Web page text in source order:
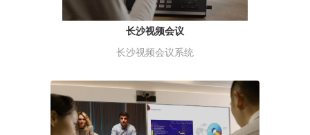
长沙视频会议
长沙视频会议系统